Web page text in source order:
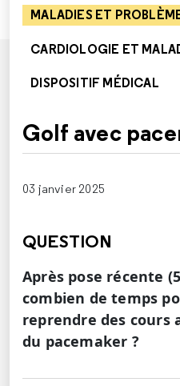
MALADIES ET
CARDIOLOGIE ET
DISPOSITIF MÉDICAL
Golf avec
03 janvier 2025
QUESTION
Après pose récente
combien de temps
reprendre des cours
du pacemaker ?